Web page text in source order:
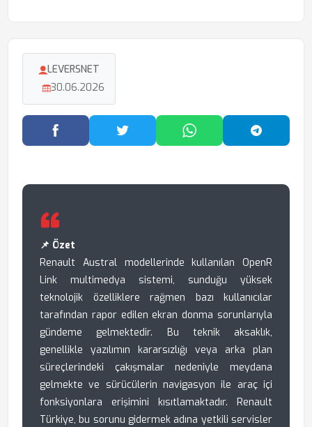
LEVERSNET
30.06.2026
Facebook'ta PaylaşTwitter'da PaylaşWhatsApp'ta Paylaş
📌 Özet
Renault Austral modellerinde kullanılan OpenR
Link multimedya sistemi, sunduğu yüksek
teknolojik özelliklere rağmen bazı kullanıcılar
tarafından rapor edilen ekran donma sorunlarıyla
gündeme gelmektedir. Bu teknik aksaklık,
genellikle yazılımın kararsızlığı veya arka plan
süreçlerindeki çakışmalar nedeniyle meydana
gelmekte ve sürücülerin navigasyon ile araç içi
fonksiyonlara erişimini kısıtlamaktadır. Renault
Türkiye, bu sorunu gidermek adına yetkili servisler